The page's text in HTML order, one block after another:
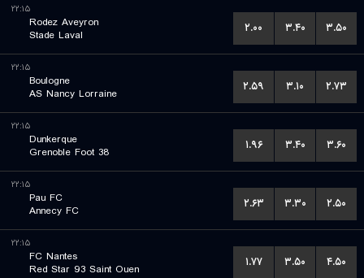
۲۲:۱۵
Rodez Aveyron
Stade Laval
۲.۰۰ ۳.۴۰ ۳.۵۰
۲۲:۱۵
Boulogne
AS Nancy Lorraine
۲.۵۹ ۳.۱۰ ۲.۷۳
۲۲:۱۵
Dunkerque
Grenoble Foot 38
۱.۹۶ ۳.۴۰ ۳.۶۰
۲۲:۱۵
Pau FC
Annecy FC
۲.۶۳ ۳.۳۰ ۲.۵۰
۲۲:۱۵
FC Nantes
Red Star 93 Saint Ouen
۱.۷۷ ۳.۵۰ ۴.۵۰